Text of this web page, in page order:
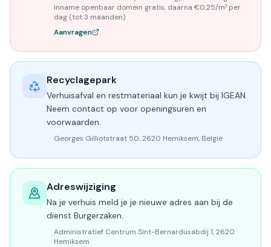
inname openbaar domein gratis, daarna €0.25/m² per
dag (tot 3 maanden)
Aanvragen
Recyclagepark
Verhuisafval en restmateriaal kun je kwijt bij IGEAN.
Neem contact op voor openingsuren en
voorwaarden.
Georges Gilliotstraat 50, 2620 Hemiksem, België
Adreswijziging
Na je verhuis meld je je nieuwe adres aan bij de
dienst Burgerzaken.
Administratief Centrum Sint-Bernardusabdij 1, 2620
Hemiksem